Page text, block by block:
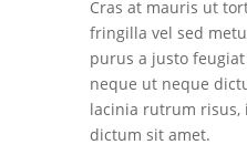
Cras at mauris ut
fringilla vel sed
purus a justo
neque ut neque
lacinia rutrum risus,
dictum sit amet.